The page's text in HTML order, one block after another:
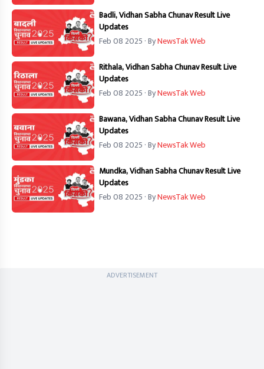
Badli, Vidhan Sabha Chunav Result Live
Updates
Feb 08 2025 · ByNewsTak Web
Rithala, Vidhan Sabha Chunav Result Live
Updates
Feb 08 2025 · ByNewsTak Web
Bawana, Vidhan Sabha Chunav Result Live
Updates
Feb 08 2025 · ByNewsTak Web
Mundka, Vidhan Sabha Chunav Result Live
Updates
Feb 08 2025 · ByNewsTak Web
ADVERTISEMENT